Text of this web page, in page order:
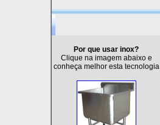
Por que usar inox?
Clique na imagem abaixo e
conheça melhor esta tecnologia